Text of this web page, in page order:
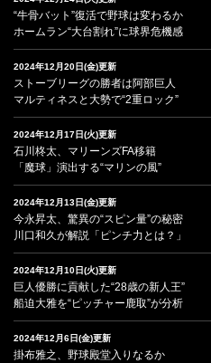
“牛骨バット”復活で野球は変わるか
ホームラン“大台割れ”に球界危機感
2024年12月20日(金)更新
ストーブリーグの勝者は阿部巨人
マルティネスと大勢で“2重ロック”
2024年12月17日(火)更新
石川柊太、マリーンズFA移籍
「魔球」演出する“マリンの風”
2024年12月13日(金)更新
今永昇太、驚異の“スピン量”の秘密
川口和久が解説「ピンチ力とは？」
2024年12月10日(火)更新
巨人優勝に貢献した“28歳の新人王”
船迫大雅を“ピッチャー鹿取”が分析
2024年12月6日(金)更新
掛布雅之、野球殿堂入りなるか